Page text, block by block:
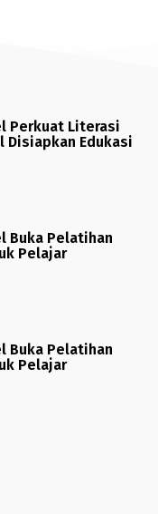
Perkuat Literasi
Disiapkan Edukasi
Buka Pelatihan
Pelajar
Buka Pelatihan
Pelajar